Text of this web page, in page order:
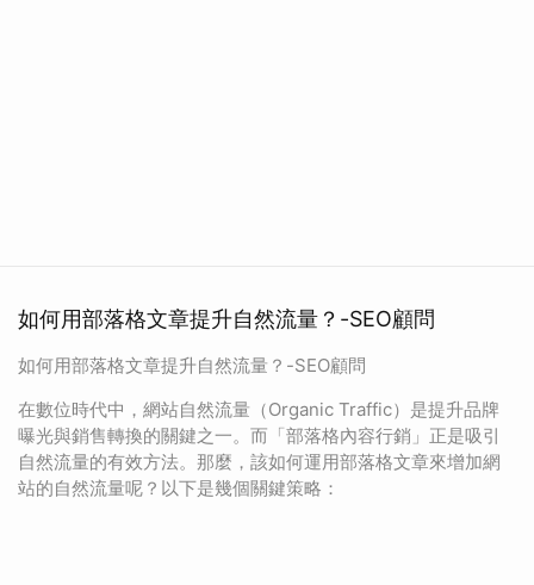
如何用部落格文章提升自然流量？-SEO顧問
如何用部落格文章提升自然流量？-SEO顧問
在數位時代中，網站自然流量（Organic Traffic）是提升品牌
曝光與銷售轉換的關鍵之一。而「部落格內容行銷」正是吸引
自然流量的有效方法。那麼，該如何運用部落格文章來增加網
站的自然流量呢？以下是幾個關鍵策略：